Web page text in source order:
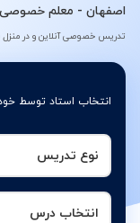
اصفهان - معلم خصوصی
تدریس خصوصی آنلاین و در
انتخاب استاد توسط
نوع تدریس
انتخاب درس